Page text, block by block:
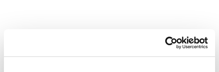
Gør din oplevelse endnu